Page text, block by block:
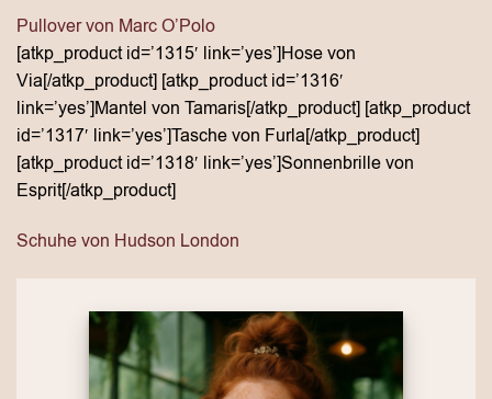
Pullover von Marc O’Polo
[atkp_product id=’1315′ link=’yes’]Hose von
Via[/atkp_product] [atkp_product id=’1316′
link=’yes’]Mantel von Tamaris[/atkp_product] [atkp_product
id=’1317′ link=’yes’]Tasche von Furla[/atkp_product]
[atkp_product id=’1318′ link=’yes’]Sonnenbrille von
Esprit[/atkp_product]
Schuhe von Hudson London